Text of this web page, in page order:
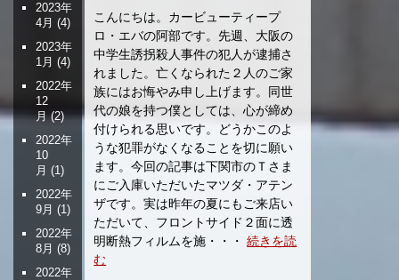
こんにちは。カービューティープ
ロ・エバの阿部です。先週、大阪の
中学生誘拐殺人事件の犯人が逮捕さ
れました。亡くなられた２人のご家
族にはお悔やみ申し上げます。同世
代の娘を持つ僕としては、心が締め
付けられる思いです。どうかこのよ
うな犯罪がなくなることを切に願い
ます。今回の記事は下関市のＴさま
にご入庫いただいたマツダ・アテン
ザです。実は昨年の夏にもご来店い
ただいて、フロントサイド２面に透
明断熱フィルムを施・・・続きを読
む
2023年
4月 (4)
2023年
1月 (4)
2022年
12
月(2)
2022年
10
月 (1)
2022年
9月 (1)
2022年
8月 (8)
2022年